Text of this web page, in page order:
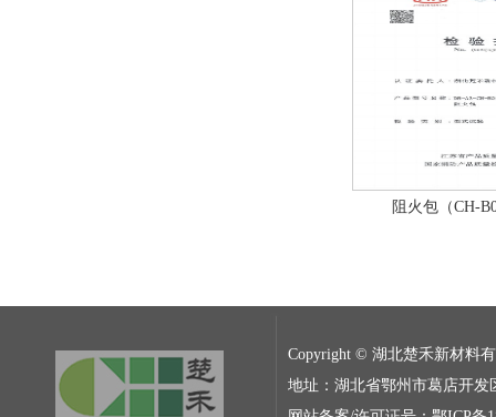
阻火包（CH-
Copyright © 湖北楚禾新材料
地址：湖北省鄂州市葛店开发